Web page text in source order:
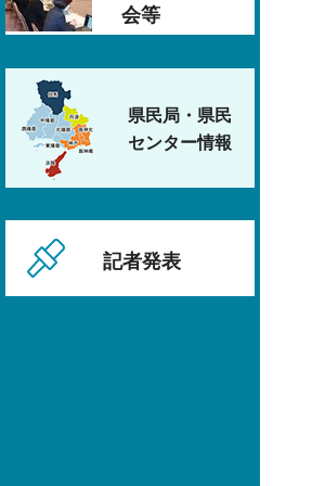
会等
県民局・県民
センター情報
記者発表